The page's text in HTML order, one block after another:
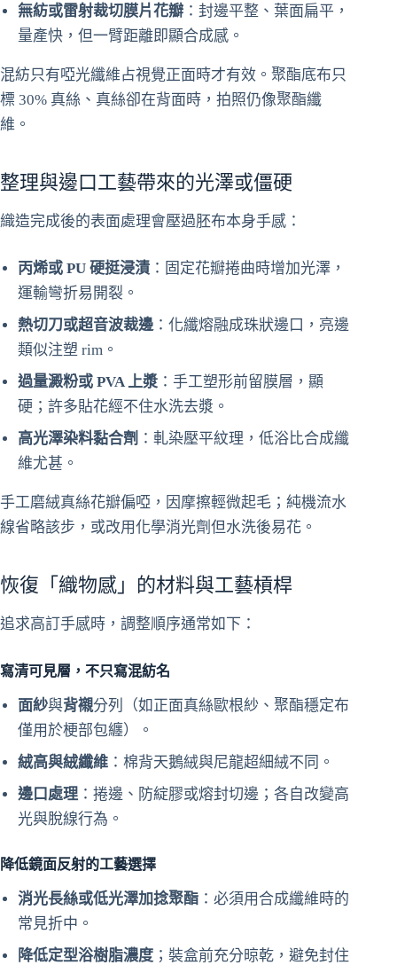
無紡或雷射裁切膜片花瓣 ：封邊平整、葉面扁平，
量產快，但一臂距離即顯合成感。
混紡只有啞光纖維占視覺正面時才有效。聚酯底布只
標 30% 真絲、真絲卻在背面時，拍照仍像聚酯纖
維。
整理與邊口工藝帶來的光澤或僵硬
織造完成後的表面處理會壓過胚布本身手感：
丙烯或 PU 硬挺浸漬 ：固定花瓣捲曲時增加光澤，
運輸彎折易開裂。
熱切刀或超音波裁邊：化纖熔融成珠狀邊口，亮邊
類似注塑 rim。
過量澱粉或 PVA 上漿 ：手工塑形前留膜層，顯
硬；許多貼花經不住水洗去漿。
高光澤染料黏合劑 ：軋染壓平紋理，低浴比合成纖
維尤甚。
手工磨絨真絲花瓣偏啞，因摩擦輕微起毛；純機流水
線省略該步，或改用化學消光劑但水洗後易花。
恢復「織物感」的材料與工藝槓桿
追求高訂手感時，調整順序通常如下：
寫清可見層，不只寫混紡名
面紗與背襯分列（如正面真絲歐根紗、聚酯穩定布
僅用於梗部包纏）。
絨高與絨纖維 ：棉背天鵝絨與尼龍超細絨不同。
邊口處理 ：捲邊、防綻膠或熔封切邊；各自改變高
光與脫線行為。
降低鏡面反射的工藝選擇
消光長絲或低光澤加捻聚酯 ：必須用合成纖維時的
常見折中。
降低定型浴樹脂濃度 ；裝盒前充分晾乾，避免封住